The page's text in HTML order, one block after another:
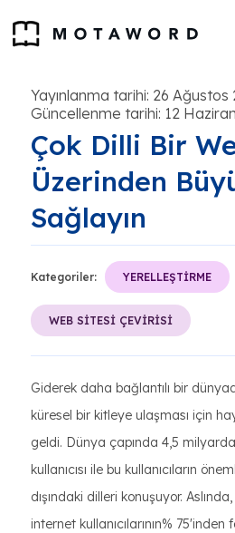
Yayınlanma tarihi: 26 Ağustos
Güncellenme tarihi: 12
Çok Dilli Bir
Üzerinden
Sağlayın
Kategoriler: YERELLEŞTİRME
WEB SİTESİ ÇEVİRİSİ
Giderek daha bağlantılı bir
küresel bir kitleye ulaşması için
geldi. Dünya çapında 4,5
kullanıcısı ile bu kullanıcıların
dışındaki dilleri konuşuyor.
internet kullanıcılarının%